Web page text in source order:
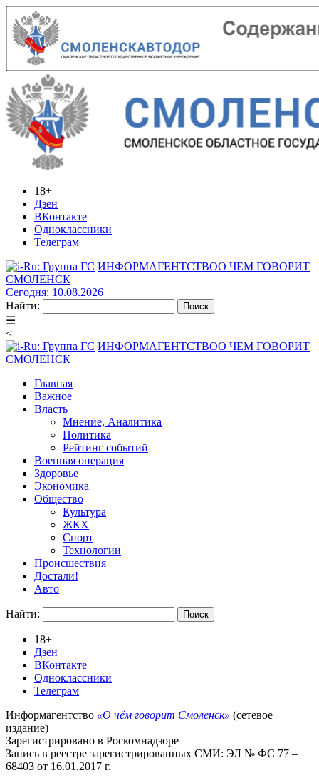
18+
Дзен
ВКонтакте
Одноклассники
Телеграм
ИНФОРМАГЕНТСТВОО ЧЕМ ГОВОРИТ
СМОЛЕНСК
Сегодня: 10.08.2026
Найти:
☰
<
ИНФОРМАГЕНТСТВОО ЧЕМ ГОВОРИТ
СМОЛЕНСК
Главная
Важное
Власть
Мнение, Аналитика
Политика
Рейтинг событий
Военная операция
Здоровье
Экономика
Общество
Культура
ЖКХ
Спорт
Технологии
Происшествия
Достали!
Авто
Найти:
18+
Дзен
ВКонтакте
Одноклассники
Телеграм
Информагентство «О чём говорит Смоленск» (сетевое
издание)
Зарегистрировано в Роскомнадзоре
Запись в реестре зарегистрированных СМИ: ЭЛ № ФС 77 –
68403 от 16.01.2017 г.